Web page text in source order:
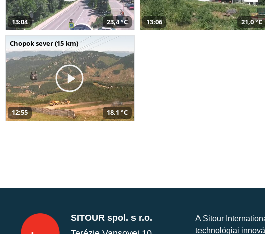
13:04 23,4 °C 13:06 21,0 °C
Chopok sever (15 km)
12:55 18,1 °C
SITOUR spol. s r.o.
A Sitour
technológiai